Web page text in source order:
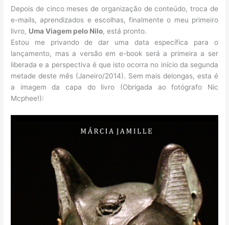
Depois de cinco meses de organização de conteúdo, troca de
e-mails, aprendizados e escolhas, finalmente o meu primeiro
livro, Uma Viagem pelo Nilo, está pronto.
Estou me privando de dar uma data específica para o
lançamento, mas a versão em e-book será a primeira a ser
liberada e a perspectiva é que isto ocorra no início da segunda
metade deste mês (Janeiro/2014). Sem mais delongas, esta é
a imagem da capa do livro (Obrigada ao fotógrafo Nic
Mcphee!):